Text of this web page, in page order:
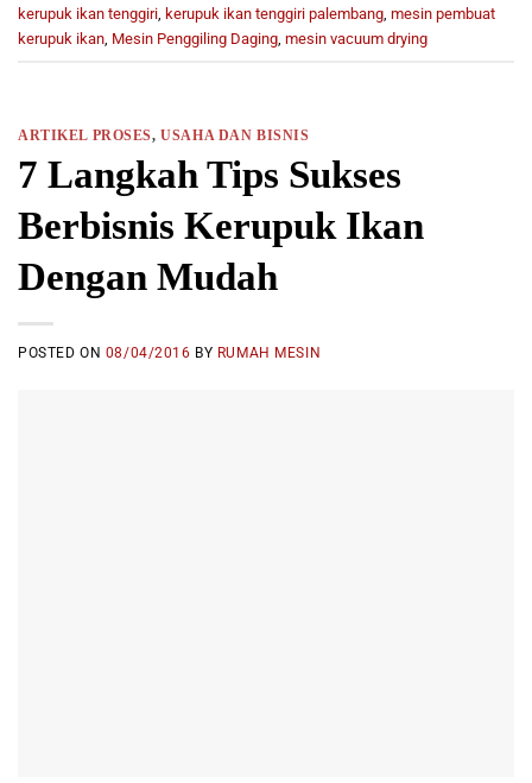
kerupuk ikan tenggiri, kerupuk ikan tenggiri palembang, mesin pembuat
kerupuk ikan, Mesin Penggiling Daging, mesin vacuum drying
ARTIKEL PROSES,USAHA DAN BISNIS
7 Langkah Tips Sukses
Berbisnis Kerupuk Ikan
Dengan Mudah
POSTED ON 08/04/2016 BY RUMAH MESIN